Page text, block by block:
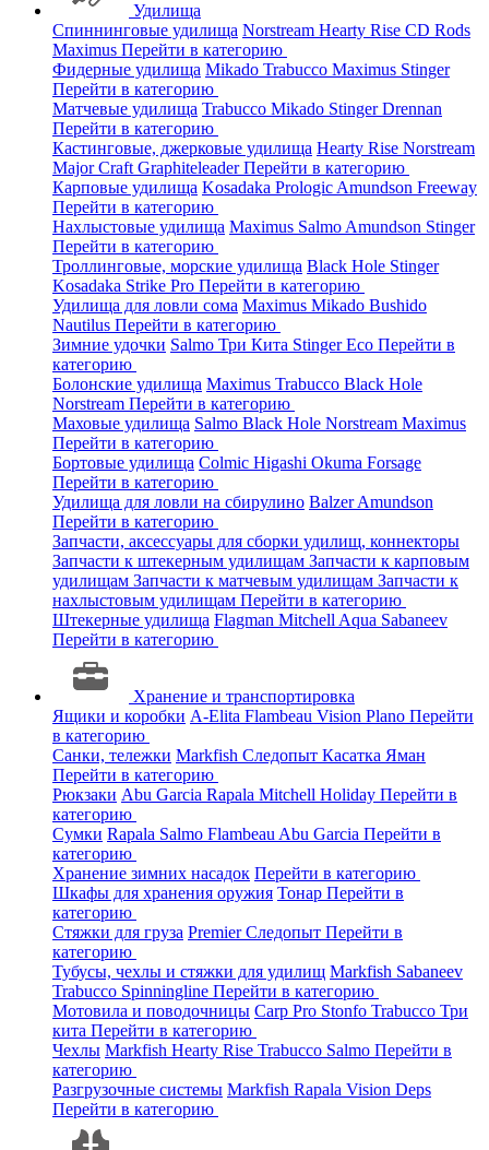
Удилища
Спиннинговые удилища Norstream Hearty Rise CD Rods
Maximus Перейти в категорию
Фидерные удилища Mikado Trabucco Maximus Stinger
Перейти в категорию
Матчевые удилища Trabucco Mikado StingerDrennan
Перейти в категорию
Кастинговые, джерковые удилища Hearty Rise Norstream
Major Craft GraphiteleaderПерейти в категорию
Карповые удилища Kosadaka Prologic Amundson Freeway
Перейти в категорию
Нахлыстовые удилища Maximus Salmo Amundson Stinger
Перейти в категорию
Троллинговые, морские удилища Black Hole Stinger
Kosadaka Strike Pro Перейти в категорию
Удилища для ловли сома Maximus Mikado Bushido
Nautilus Перейти в категорию
Зимние удочки Salmo Три Кита StingerEco Перейти в
категорию
Болонские удилища Maximus Trabucco Black Hole
Norstream Перейти в категорию
Маховые удилища Salmo Black Hole Norstream Maximus
Перейти в категорию
Бортовые удилища Colmic Higashi Okuma Forsage
Перейти в категорию
Удилища для ловли на сбирулино BalzerAmundson
Перейти в категорию
Запчасти, аксессуары для сборки удилищ, коннекторы
Запчасти к штекерным удилищам Запчасти к карповым
удилищам Запчасти к матчевым удилищам Запчасти к
нахлыстовым удилищам Перейти в категорию
Штекерные удилища Flagman Mitchell Aqua Sabaneev
Перейти в категорию
Хранение и транспортировка
Ящики и коробки A-Elita Flambeau Vision Plano Перейти
в категорию
Санки, тележки Markfish Следопыт Касатка Яман
Перейти в категорию
Рюкзаки Abu Garcia Rapala Mitchell Holiday Перейти в
категорию
Сумки Rapala Salmo Flambeau Abu Garcia Перейти в
категорию
Хранение зимних насадок Перейти в категорию
Шкафы для хранения оружия Тонар Перейти в
категорию
Стяжки для груза PremierСледопыт Перейти в
категорию
Тубусы, чехлы и стяжки для удилищ Markfish Sabaneev
Trabucco Spinningline Перейти в категорию
Мотовила и поводочницы Carp Pro Stonfo Trabucco Три
кита Перейти в категорию
Чехлы Markfish Hearty Rise Trabucco Salmo Перейти в
категорию
Разгрузочные системы Markfish Rapala Vision Deps
Перейти в категорию